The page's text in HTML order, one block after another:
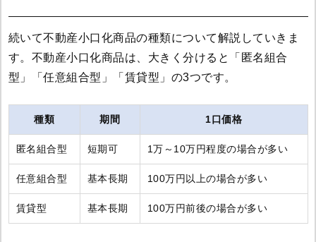
続いて不動産小口化商品の種類について解説していきま
す。不動産小口化商品は、大きく分けると「匿名組合
型」「任意組合型」「賃貸型」の3つです。
種類 期間 1口価格
匿名組合型 短期可 1万～10万円程度の場合が多い
任意組合型 基本長期 100万円以上の場合が多い
賃貸型 基本長期 100万円前後の場合が多い